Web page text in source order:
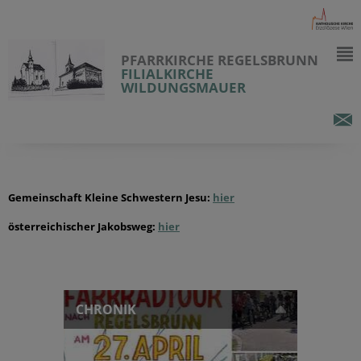
PFARRKIRCHE REGELSBRUNN
FILIALKIRCHE
WILDUNGSMAUER
Gemeinschaft Kleine Schwestern Jesu: hier
österreichischer Jakobsweg: hier
CHRONIK